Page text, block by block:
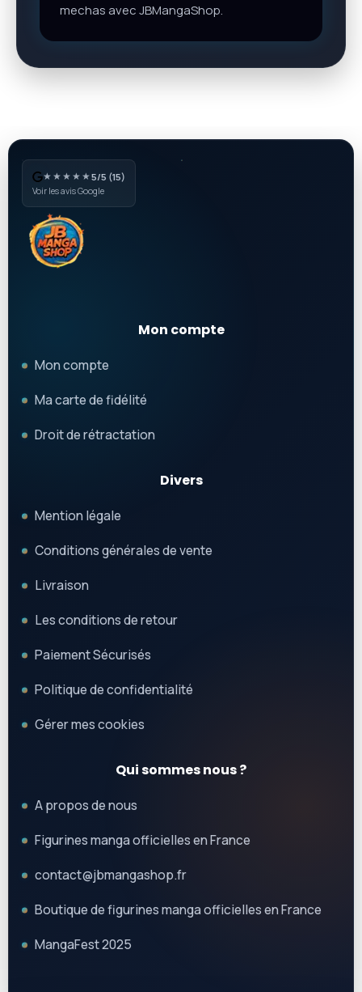
mechas avec JBMangaShop.
★★★★★5/5 (15)
Voir les avis Google
Mon compte
Mon compte
Ma carte de fidélité
Droit de rétractation
Divers
Mention légale
Conditions générales de vente
Livraison
Les conditions de retour
Paiement Sécurisés
Politique de confidentialité
Gérer mes cookies
Qui sommes nous ?
A propos de nous
Figurines manga officielles en France
contact@jbmangashop.fr
Boutique de figurines manga officielles en France
MangaFest 2025